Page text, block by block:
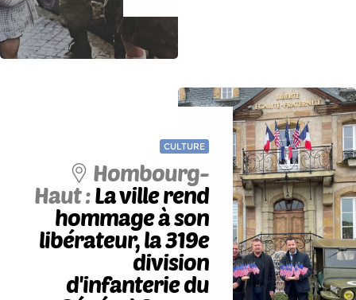
CULTURE
Hombourg-
Haut :La ville rend
hommage à son
libérateur, la 319e
division
d'infanterie du